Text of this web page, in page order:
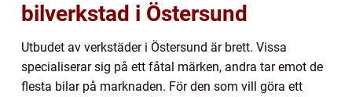
bilverkstad i Östersund
Utbudet av verkstäder i Östersund är brett. Vissa
specialiserar sig på ett fåtal märken, andra tar emot de
flesta bilar på marknaden. För den som vill göra ett